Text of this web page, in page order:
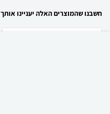
חשבנו שהמוצרים האלה יעניינו אותך